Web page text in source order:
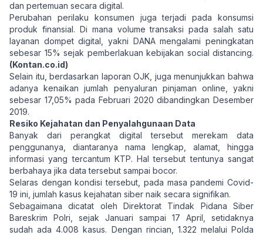
dan pertemuan secara digital.
Perubahan perilaku konsumen juga terjadi pada konsumsi
produk finansial. Di mana volume transaksi pada salah satu
layanan dompet digital, yakni DANA mengalami peningkatan
sebesar 15% sejak pemberlakuan kebijakan social distancing.
(Kontan.co.id)
Selain itu, berdasarkan laporan OJK, juga menunjukkan bahwa
adanya kenaikan jumlah penyaluran pinjaman online, yakni
sebesar 17,05% pada Februari 2020 dibandingkan Desember
2019.
Resiko Kejahatan dan Penyalahgunaan Data
Banyak dari perangkat digital tersebut merekam data
penggunanya, diantaranya nama lengkap, alamat, hingga
informasi yang tercantum KTP. Hal tersebut tentunya sangat
berbahaya jika data tersebut sampai bocor.
Selaras dengan kondisi tersebut, pada masa pandemi Covid-
19 ini, jumlah kasus kejahatan siber naik secara signifikan.
Sebagaimana dicatat oleh Direktorat Tindak Pidana Siber
Bareskrim Polri, sejak Januari sampai 17 April, setidaknya
sudah ada 4.008 kasus. Dengan rincian, 1.322 melalui Polda